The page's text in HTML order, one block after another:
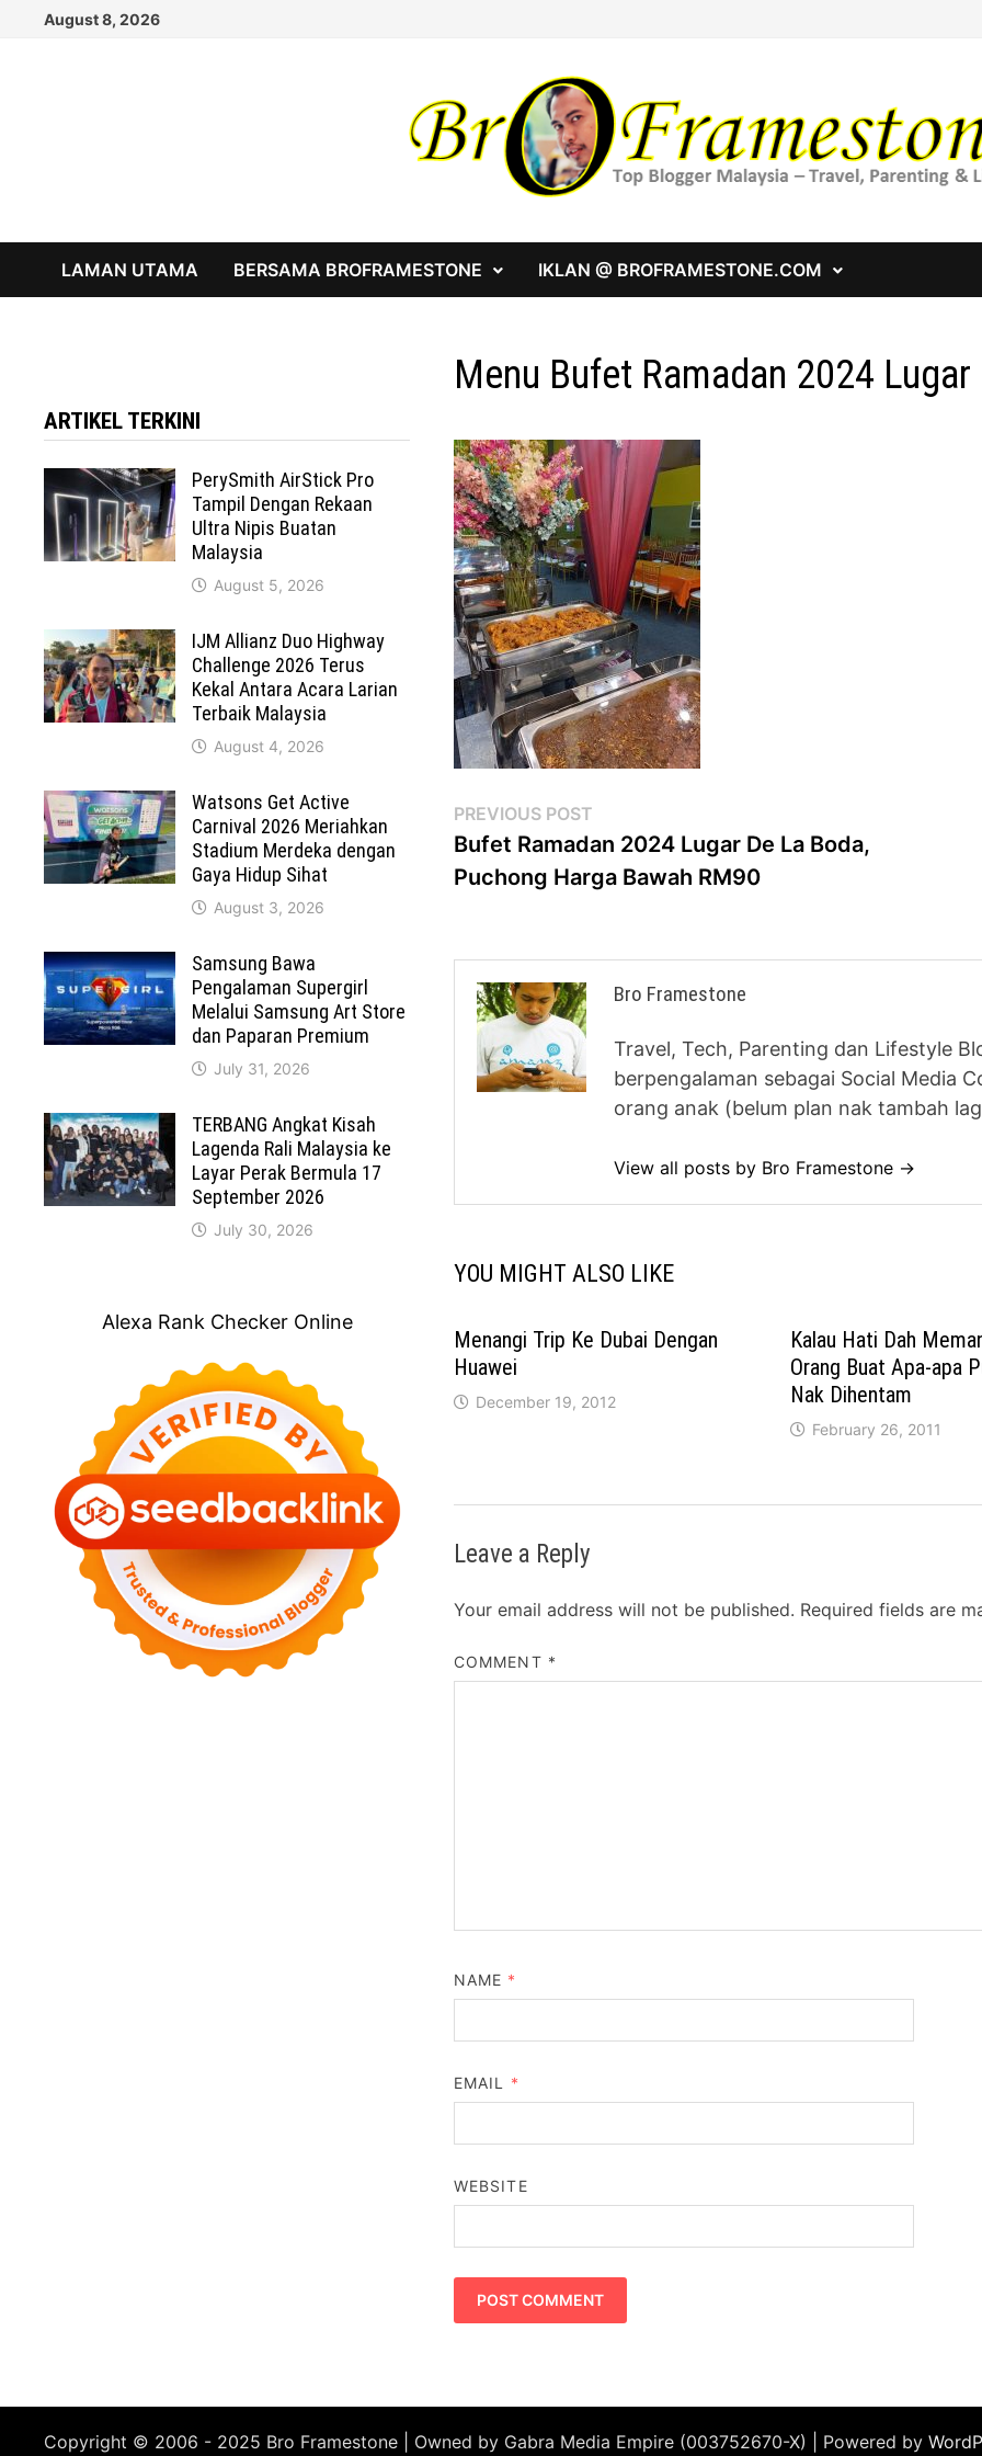
August 8, 2026
LAMAN UTAMA BERSAMA BROFRAMESTONE IKLAN @ BROFRAMESTONE.COM
Menu Bufet Ramadan 2024 Lugar
Post
navigation
PREVIOUS POST
post:
Bufet Ramadan 2024 Lugar De La Boda,
Puchong Harga Bawah RM90
Bro Framestone
Travel, Tech, Parenting dan Lifestyle
berpengalaman sebagai Social Media
orang anak (belum plan nak tambah
View all posts by Bro Framestone →
YOU MIGHT ALSO LIKE
Menangi Trip Ke Dubai Dengan
Huawei
December 19, 2012
Kalau Hati Dah
Orang Buat Apa-apa
Nak Dihentam
February 26, 2011
Leave a Reply
Your email address will not be published. Required fields are
COMMENT *
NAME *
EMAIL *
WEBSITE
ARTIKEL TERKINI
PerySmith AirStick Pro
Tampil Dengan Rekaan
Ultra Nipis Buatan
Malaysia
August 5, 2026
IJM Allianz Duo Highway
Challenge 2026 Terus
Kekal Antara Acara Larian
Terbaik Malaysia
August 4, 2026
Watsons Get Active
Carnival 2026 Meriahkan
Stadium Merdeka dengan
Gaya Hidup Sihat
August 3, 2026
Samsung Bawa
Pengalaman Supergirl
Melalui Samsung Art Store
dan Paparan Premium
July 31, 2026
TERBANG Angkat Kisah
Lagenda Rali Malaysia ke
Layar Perak Bermula 17
September 2026
July 30, 2026
Alexa Rank Checker Online
Copyright © 2006 - 2025 Bro Framestone | Owned by Gabra Media Empire (003752670-X) | Powered by